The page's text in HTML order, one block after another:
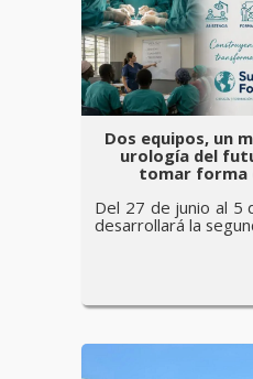
Dos equipos, un
urología del
tomar forma
Del 27 de junio al 5
desarrollará la